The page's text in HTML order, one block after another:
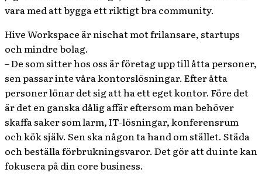
vara med att bygga ett riktigt bra community.
Hive Workspace är nischat mot frilansare, startups
och mindre bolag.
– De som sitter hos oss är företag upp till åtta personer,
sen passar inte våra kontorslösningar. Efter åtta
personer lönar det sig att ha ett eget kontor. Före det
är det en ganska dålig affär eftersom man behöver
skaffa saker som larm, IT-lösningar, konferensrum
och kök själv. Sen ska någon ta hand om stället. Städa
och beställa förbrukningsvaror. Det gör att du inte kan
fokusera på din core business.